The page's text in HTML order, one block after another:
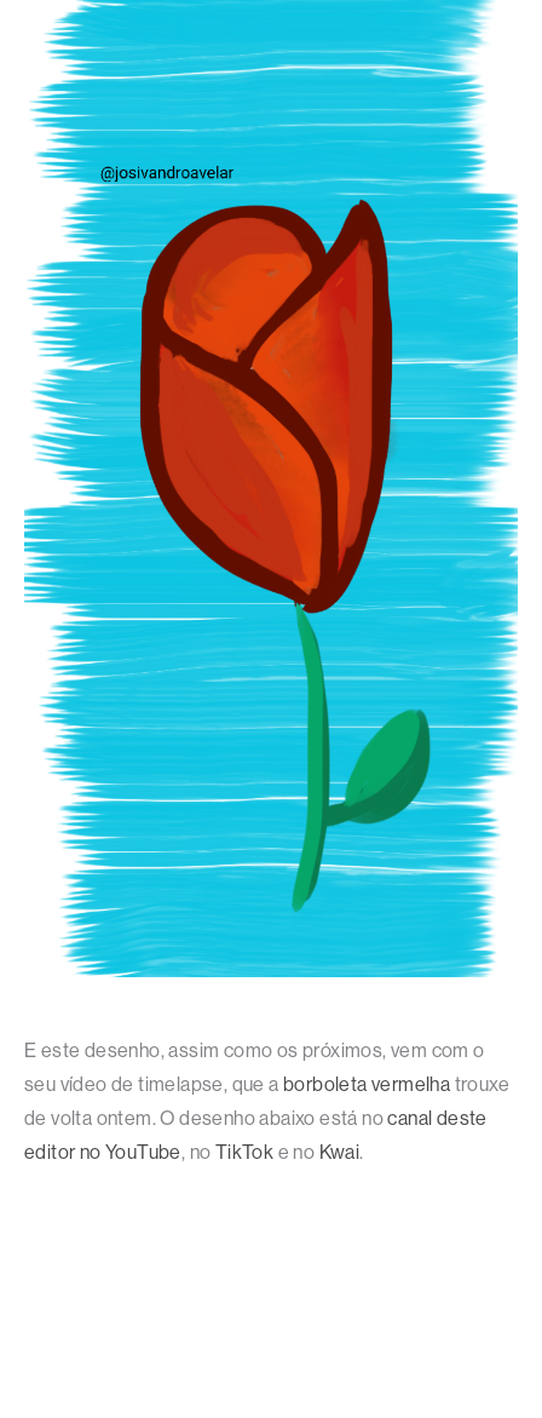
E este desenho, assim como os próximos, vem com o
seu vídeo de timelapse, que a borboleta vermelha trouxe
de volta ontem. O desenho abaixo está nocanal deste
editor no YouTube, no TikTok e no Kwai.